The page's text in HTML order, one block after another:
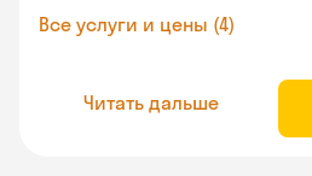
Все услуги и цены (4)
Читать дальше